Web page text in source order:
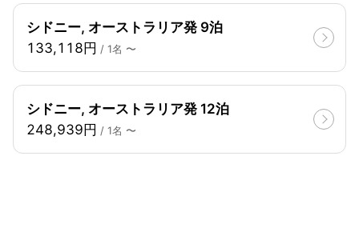
シドニー, オーストラリア発 9泊
133,118円 / 1名 〜
シドニー, オーストラリア発 12泊
248,939円 / 1名 〜